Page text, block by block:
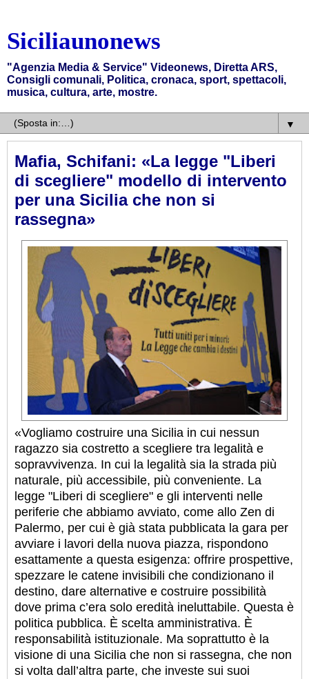
Siciliaunonews
"Agenzia Media & Service" Videonews, Diretta ARS,
Consigli comunali, Politica, cronaca, sport, spettacoli,
musica, cultura, arte, mostre.
▼
Mafia, Schifani: «La legge "Liberi
di scegliere" modello di intervento
per una Sicilia che non si
rassegna»
«Vogliamo costruire una Sicilia in cui nessun
ragazzo sia costretto a scegliere tra legalità e
sopravvivenza. In cui la legalità sia la strada più
naturale, più accessibile, più conveniente. La
legge "Liberi di scegliere" e gli interventi nelle
periferie che abbiamo avviato, come allo Zen di
Palermo, per cui è già stata pubblicata la gara per
avviare i lavori della nuova piazza, rispondono
esattamente a questa esigenza: offrire prospettive,
spezzare le catene invisibili che condizionano il
destino, dare alternative e costruire possibilità
dove prima c’era solo eredità ineluttabile. Questa è
politica pubblica. È scelta amministrativa. È
responsabilità istituzionale. Ma soprattutto è la
visione di una Sicilia che non si rassegna, che non
si volta dall’altra parte, che investe sui suoi